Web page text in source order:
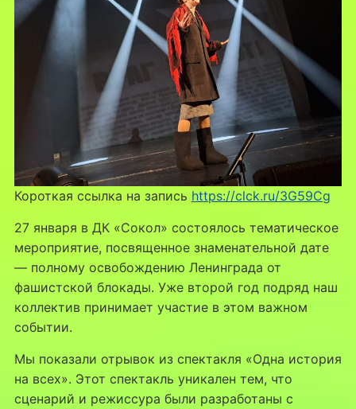
Короткая ссылка на запись https://clck.ru/3G59Cg
27 января в ДК «Сокол» состоялось тематическое
мероприятие, посвященное знаменательной дате
— полному освобождению Ленинграда от
фашистской блокады. Уже второй год подряд наш
коллектив принимает участие в этом важном
событии.
Мы показали отрывок из спектакля «Одна история
на всех». Этот спектакль уникален тем, что
сценарий и режиссура были разработаны с